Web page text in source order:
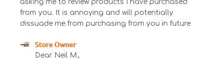
asking me to review products I have purchased
from you. It is annoying and will potentially
dissuade me from purchasing from you in future
Comments by Store Owner on Review by Store
Owner on Thu Jun 13 2024
Store Owner
Dear Neil M.,